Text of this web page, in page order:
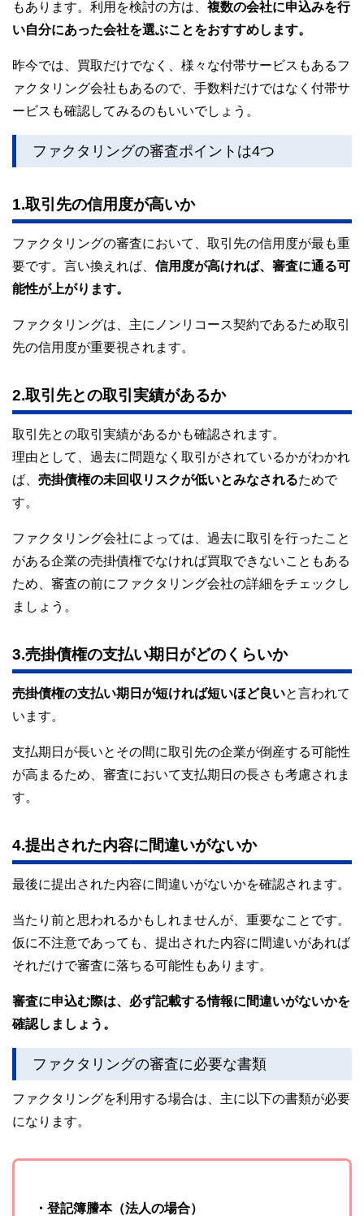
もあります。利用を検討の方は、 複数の会社に申込みを行
い自分にあった会社を選ぶことをおすすめします。
昨今では、買取だけでなく、様々な付帯サービスもあるフ
ァクタリング会社もあるので、手数料だけではなく付帯サ
ービスも確認してみるのもいいでしょう。
ファクタリングの審査ポイントは4つ
1.取引先の信用度が高いか
ファクタリングの審査において、取引先の信用度が最も重
要です。言い換えれば、 信用度が高ければ、審査に通る可
能性が上がります。
ファクタリングは、主にノンリコース契約であるため取引
先の信用度が重要視されます。
2.取引先との取引実績があるか
取引先との取引実績があるかも確認されます。
理由として、過去に問題なく取引がされているかがわかれ
ば、 売掛債権の未回収リスクが低いとみなされるためで
す。
ファクタリング会社によっては、過去に取引を行ったこと
がある企業の売掛債権でなければ買取できないこともある
ため、審査の前にファクタリング会社の詳細をチェックし
ましょう。
3.売掛債権の支払い期日がどのくらいか
売掛債権の支払い期日が短ければ短いほど良いと言われて
います。
支払期日が長いとその間に取引先の企業が倒産する可能性
が高まるため、審査において支払期日の長さも考慮されま
す。
4.提出された内容に間違いがないか
最後に提出された内容に間違いがないかを確認されます。
当たり前と思われるかもしれませんが、重要なことです。
仮に不注意であっても、提出された内容に間違いがあれば
それだけで審査に落ちる可能性もあります。
審査に申込む際は、必ず記載する情報に間違いがないかを
確認しましょう。
ファクタリングの審査に必要な書類
ファクタリングを利用する場合は、主に以下の書類が必要
になります。
・登記簿謄本（法人の場合）